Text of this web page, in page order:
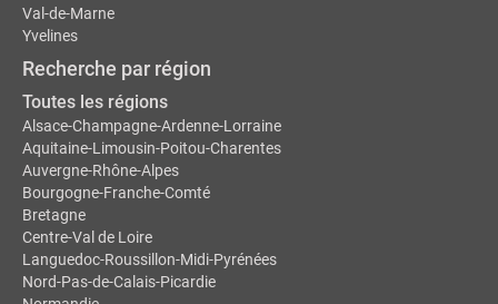
Val-de-Marne
Yvelines
Recherche par région
Toutes les régions
Alsace-Champagne-Ardenne-Lorraine
Aquitaine-Limousin-Poitou-Charentes
Auvergne-Rhône-Alpes
Bourgogne-Franche-Comté
Bretagne
Centre-Val de Loire
Languedoc-Roussillon-Midi-Pyrénées
Nord-Pas-de-Calais-Picardie